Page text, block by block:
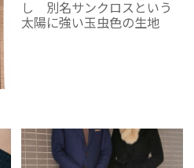
し 別名サンクロスという
太陽に強い玉虫色の生地